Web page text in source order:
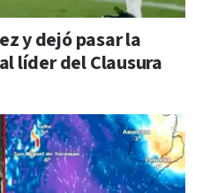
y dejó pasar la
líder del Clausura